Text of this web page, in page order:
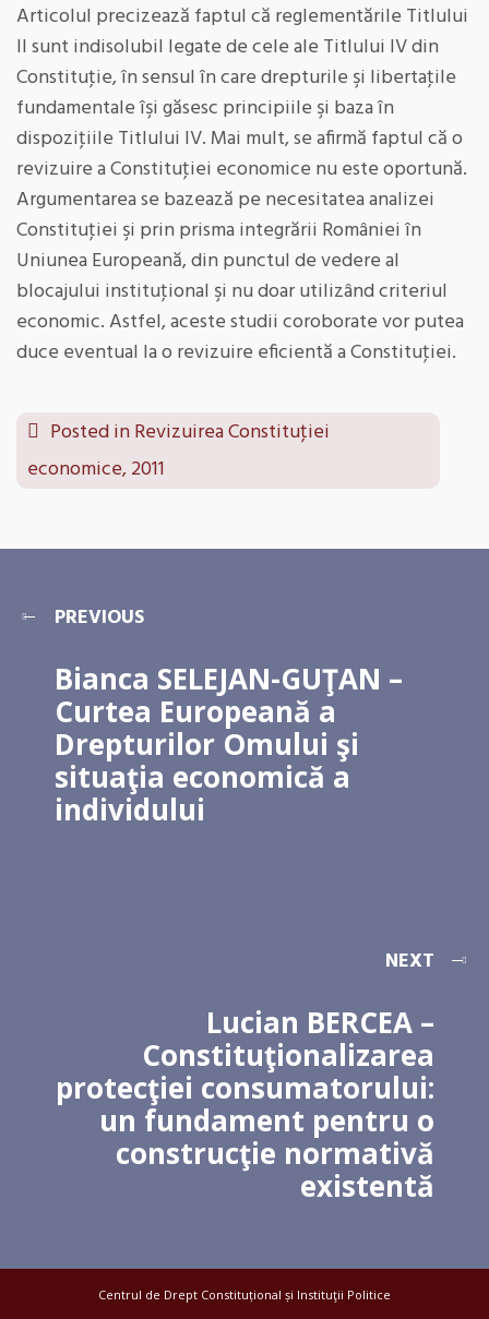
Articolul precizează faptul că reglementările Titlului
II sunt indisolubil legate de cele ale Titlului IV din
Constituţie, în sensul în care drepturile şi libertaţile
fundamentale îşi găsesc principiile şi baza în
dispoziţiile Titlului IV. Mai mult, se afirmă faptul că o
revizuire a Constituţiei economice nu este oportună.
Argumentarea se bazează pe necesitatea analizei
Constituţiei şi prin prisma integrării României în
Uniunea Europeană, din punctul de vedere al
blocajului instituţional şi nu doar utilizând criteriul
economic. Astfel, aceste studii coroborate vor putea
duce eventual la o revizuire eficientă a Constituţiei.
Posted inRevizuirea Constituţiei
economice, 2011
PREVIOUS
Bianca SELEJAN-GUŢAN –
Curtea Europeană a
Drepturilor Omului şi
situaţia economică a
individului
NEXT
Lucian BERCEA –
Constituţionalizarea
protecţiei consumatorului:
un fundament pentru o
construcţie normativă
existentă
Centrul de Drept Constituțional și Instituţii Politice